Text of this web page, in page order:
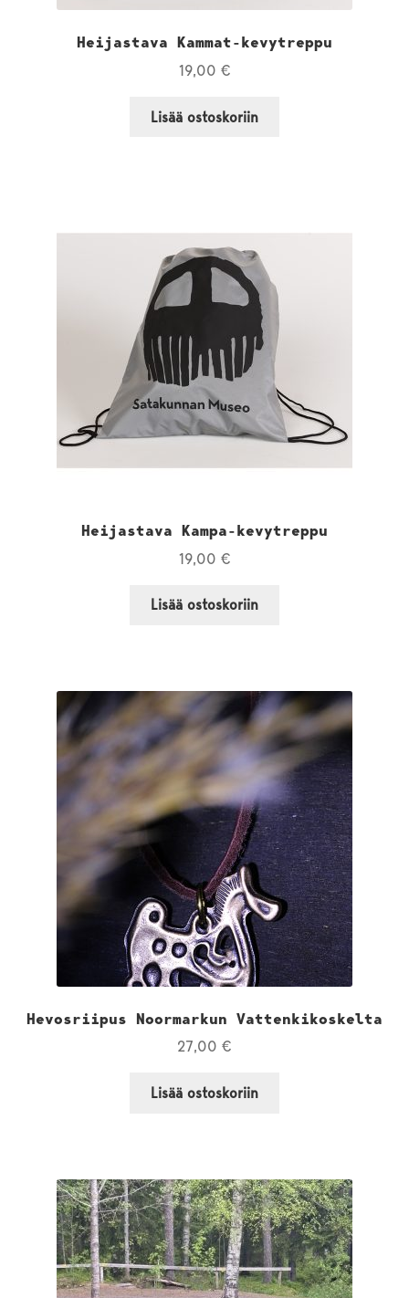
Heijastava Kammat-kevytreppu
19,00 €
Lisää ostoskoriin
Heijastava Kampa-kevytreppu
19,00 €
Lisää ostoskoriin
Hevosriipus Noormarkun Vattenkikoskelta
27,00 €
Lisää ostoskoriin